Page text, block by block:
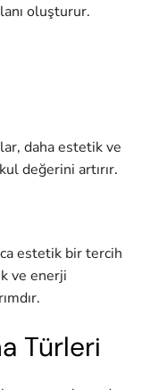
oluşturur.
daha estetik ve
değerini artırır.
estetik bir tercih
ve enerji
Türleri